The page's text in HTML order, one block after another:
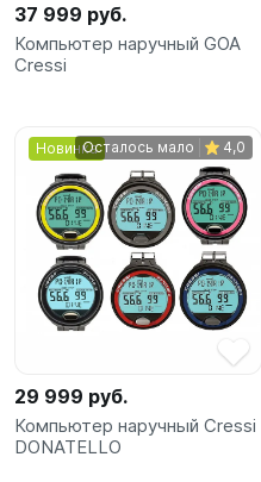
37 999 руб.
Компьютер наручный GOA
Cressi
НовинкаОсталось мало 4,0
29 999 руб.
Компьютер наручный Cressi
DONATELLO